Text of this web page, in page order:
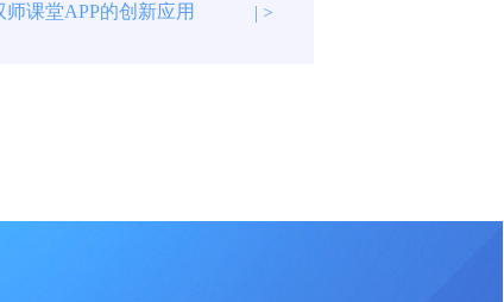
课堂APP的创新应用 | >